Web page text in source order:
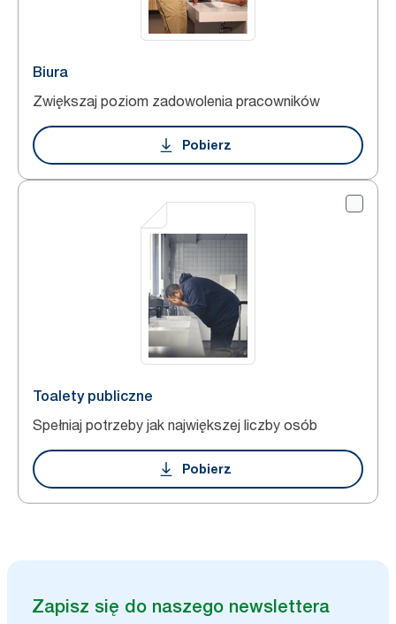
Biura
Zwiększaj poziom zadowolenia pracowników
Pobierz
Toalety publiczne
Spełniaj potrzeby jak największej liczby osób
Pobierz
Zapisz się do naszego newslettera